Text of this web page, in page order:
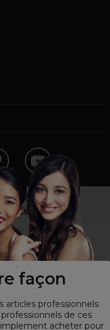
façon
articles professionnels
de ces
acheter pour
?
!